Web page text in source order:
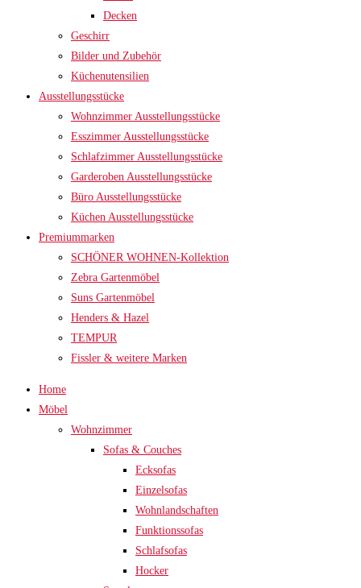
Decken
Geschirr
Bilder und Zubehör
Küchenutensilien
Ausstellungsstücke
Wohnzimmer Ausstellungsstücke
Esszimmer Ausstellungsstücke
Schlafzimmer Ausstellungsstücke
Garderoben Ausstellungsstücke
Büro Ausstellungsstücke
Küchen Ausstellungsstücke
Premiummarken
SCHÖNER WOHNEN-Kollektion
Zebra Gartenmöbel
Suns Gartenmöbel
Henders & Hazel
TEMPUR
Fissler & weitere Marken
Home
Möbel
Wohnzimmer
Sofas & Couches
Ecksofas
Einzelsofas
Wohnlandschaften
Funktionssofas
Schlafsofas
Hocker